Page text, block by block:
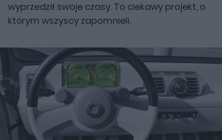
wyprzedził swoje czasy. To ciekawy projekt, o
którym wszyscy zapomnieli.